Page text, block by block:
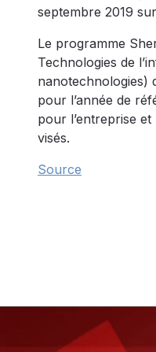
septembre 2019
Le programme
Technologies de
nanotechnologies)
pour l’année de
pour l’entreprise
visés.
Source